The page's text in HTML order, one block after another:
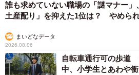
誰も求めていない職場の「謎マナー
土産配り」を抑えた1位は？ やめられ
まいどなデータ
2026.08.06
自転車通行可の歩道
中、小学生とあわや